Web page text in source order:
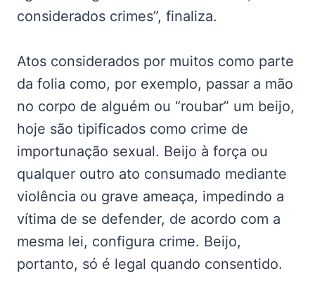
considerados crimes”, finaliza.
Atos considerados por muitos como parte
da folia como, por exemplo, passar a mão
no corpo de alguém ou “roubar” um beijo,
hoje são tipificados como crime de
importunação sexual. Beijo à força ou
qualquer outro ato consumado mediante
violência ou grave ameaça, impedindo a
vítima de se defender, de acordo com a
mesma lei, configura crime. Beijo,
portanto, só é legal quando consentido.